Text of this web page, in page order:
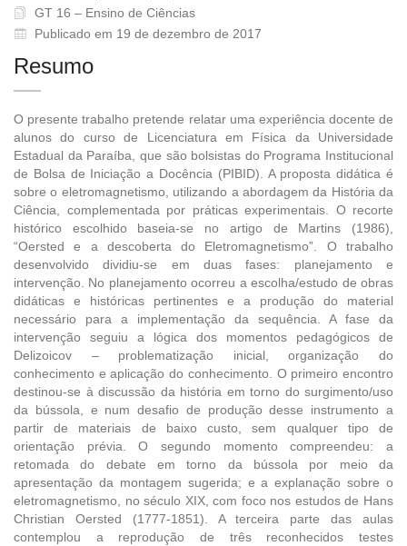
GT 16 – Ensino de Ciências
Publicado em 19 de dezembro de 2017
Resumo
O presente trabalho pretende relatar uma experiência docente de
alunos do curso de Licenciatura em Física da Universidade
Estadual da Paraíba, que são bolsistas do Programa Institucional
de Bolsa de Iniciação a Docência (PIBID). A proposta didática é
sobre o eletromagnetismo, utilizando a abordagem da História da
Ciência, complementada por práticas experimentais. O recorte
histórico escolhido baseia-se no artigo de Martins (1986),
“Oersted e a descoberta do Eletromagnetismo”. O trabalho
desenvolvido dividiu-se em duas fases: planejamento e
intervenção. No planejamento ocorreu a escolha/estudo de obras
didáticas e históricas pertinentes e a produção do material
necessário para a implementação da sequência. A fase da
intervenção seguiu a lógica dos momentos pedagógicos de
Delizoicov – problematização inicial, organização do
conhecimento e aplicação do conhecimento. O primeiro encontro
destinou-se à discussão da história em torno do surgimento/uso
da bússola, e num desafio de produção desse instrumento a
partir de materiais de baixo custo, sem qualquer tipo de
orientação prévia. O segundo momento compreendeu: a
retomada do debate em torno da bússola por meio da
apresentação da montagem sugerida; e a explanação sobre o
eletromagnetismo, no século XIX, com foco nos estudos de Hans
Christian Oersted (1777-1851). A terceira parte das aulas
contemplou a reprodução de três reconhecidos testes